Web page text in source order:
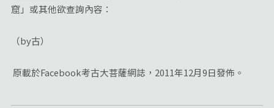
窟」或其他欲查詢內容：
（by古）
原載於Facebook考古大菩薩網誌，2011年12月9日發佈。